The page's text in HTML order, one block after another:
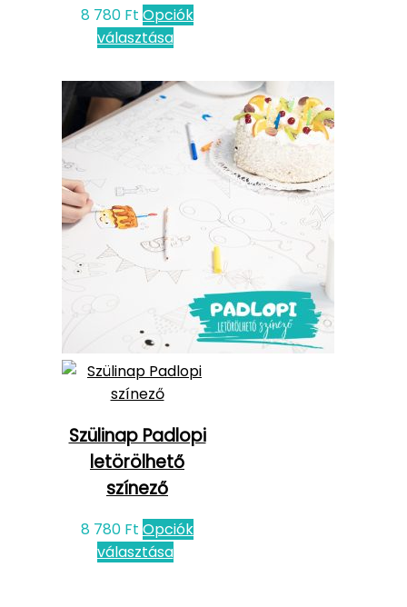
8 780 Ft Opciók
választása
Szülinap Padlopi
letörölhető
színező
8 780 Ft Opciók
választása